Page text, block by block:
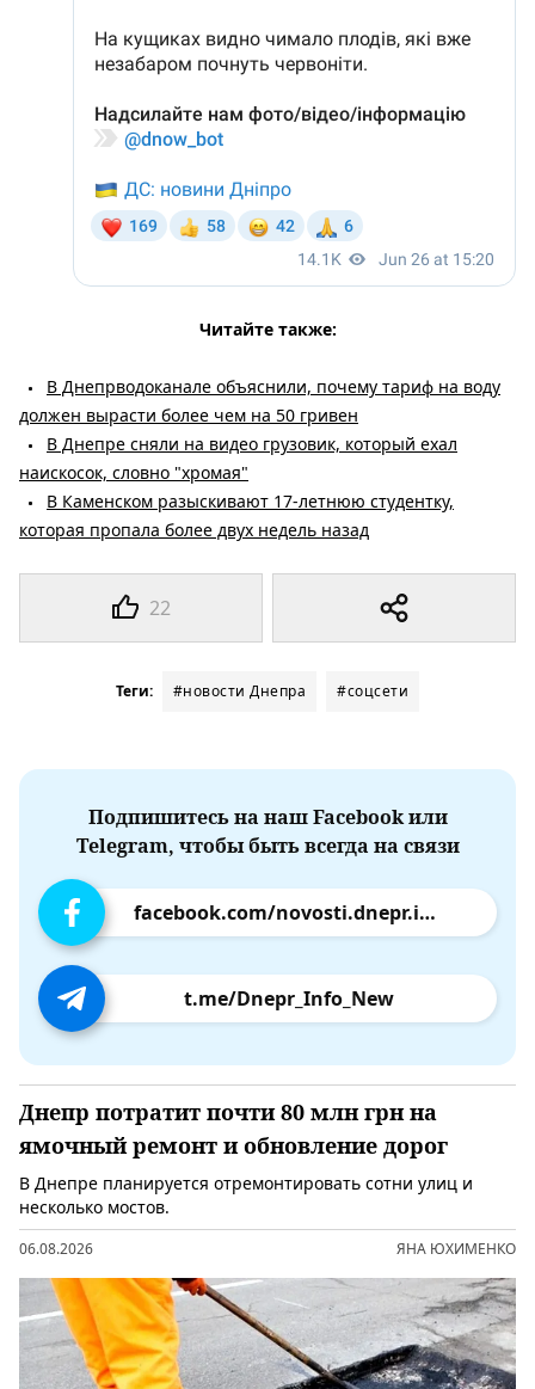
22
Читайте также:
В Днепрводоканале объяснили, почему тариф на воду
должен вырасти более чем на 50 гривен
В Днепре сняли на видео грузовик, который ехал
наискосок, словно "хромая"
В Каменском разыскивают 17-летнюю студентку,
которая пропала более двух недель назад
Теги: #новости Днепра #соцсети
Подпишитесь на наш Facebook или
Telegram, чтобы быть всегда на связи
facebook.com/novosti.dnepr.info
t.me/Dnepr_Info_New
Днепр потратит почти 80 млн грн на
ямочный ремонт и обновление дорог
В Днепре планируется отремонтировать сотни улиц и
несколько мостов.
06.08.2026 ЯНА ЮХИМЕНКО